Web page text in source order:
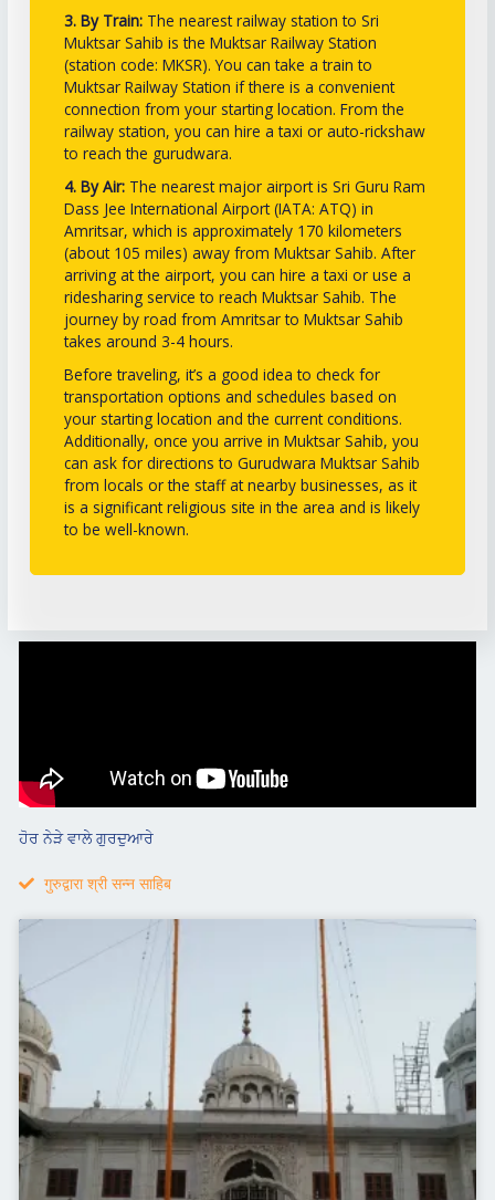
3. By Train: The nearest railway station to Sri
Muktsar Sahib is the Muktsar Railway Station
(station code: MKSR). You can take a train to
Muktsar Railway Station if there is a convenient
connection from your starting location. From the
railway station, you can hire a taxi or auto-rickshaw
to reach the gurudwara.
4. By Air: The nearest major airport is Sri Guru Ram
Dass Jee International Airport (IATA: ATQ) in
Amritsar, which is approximately 170 kilometers
(about 105 miles) away from Muktsar Sahib. After
arriving at the airport, you can hire a taxi or use a
ridesharing service to reach Muktsar Sahib. The
journey by road from Amritsar to Muktsar Sahib
takes around 3-4 hours.
Before traveling, it’s a good idea to check for
transportation options and schedules based on
your starting location and the current conditions.
Additionally, once you arrive in Muktsar Sahib, you
can ask for directions to Gurudwara Muktsar Sahib
from locals or the staff at nearby businesses, as it
is a significant religious site in the area and is likely
to be well-known.
ਹੋਰ ਨੇੜੇ ਵਾਲੇ ਗੁਰਦੁਆਰੇ
गुरुद्वारा श्री सन्न साहिब